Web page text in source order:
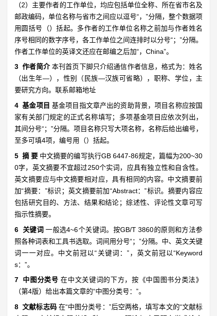
（2）主要作者的工作单位，均应包括单位全称、所在省市名及
邮政编码，单位名称与省市之间应以逗号“，”分隔，整个数据项
用圆括号（）括起。多作者的工作单位名称之前加与作者姓名
序号相同的数字序号，各工作单位之间连排时以分号“；”分隔。
作者工作单位的英译文还应在邮编之后加“，China”。
3 作者简介本刊首页下脚只介绍通信作者信息，格式为：姓名
（出生年—），性别（民族—汉族可省略），职称、学位，主
要研究方向。联系邮箱地址
4 基金项目 基金项目指文章产出的资助背景，项目名称应按国
家有关部门规定的正式名称填写；多项基金项目应依次列出，
其间分号“；”分隔。项目名称只写大项名称，名称后给出编号，
至多可填4项，编号用（）括起。
5 摘 要 中文摘要的编写执行GB 6447-86规定，篇幅为200~30
0字，英文摘要不宜超过250个实词，应具有独立性和自含性。
英文摘要应与中文摘要相对应，具有相同的内容。中文摘要前
加“摘要：”标识；英文摘要前加“Abstract：”标识。摘要内容应
包括研究目的、方法、结果和结论；综述性、评论性文章可写
指示性摘要。
6 关键词一般选4~6个关键词。按GB/T 3860的原则和方法参
照各种词表和工具书选取。词间用分号“；”分隔。中、英文关键
词一一对应。中文前冠以“关键词：”，英文前冠以“Keyword
s：”。
7 中图分类号 在中文关键词的下方，按《中国图书分类法》
（第4版）给出本篇文章的“中图分类号：”。
8 文献标志码在“中图分类号：”后空两格，填写本文的“文献标